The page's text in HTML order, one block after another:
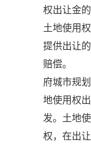
权出让金
土地使用
提供出让
赔偿。 第
府城市规
地使用权
发。土地
权，在出